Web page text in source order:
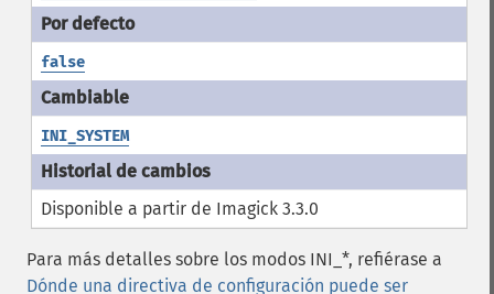
false
INI_SYSTEM
Disponible a partir de Imagick 3.3.0
Para más detalles sobre los modos INI_*, refiérase a
Dónde una directiva de configuración puede ser